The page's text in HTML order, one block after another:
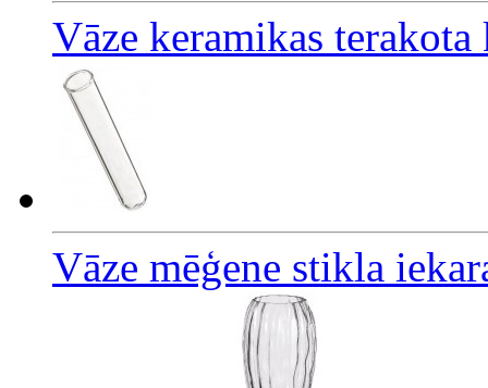
Vāze keramikas terakota
Vāze mēģene stikla